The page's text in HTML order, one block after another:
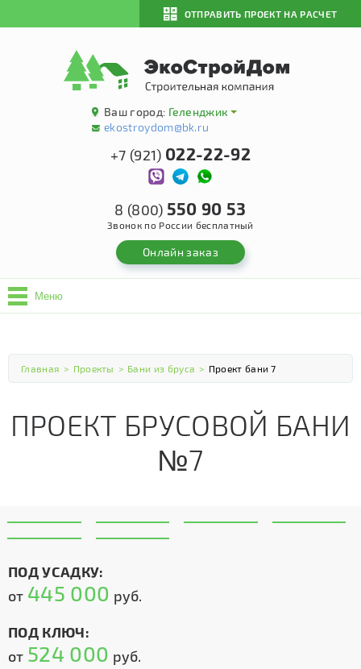
ОТПРАВИТЬ ПРОЕКТ НА РАСЧЕТ
Ваш город: Геленджик
ekostroydom@bk.ru
+7 (921) 022-22-92
8 (800) 550 90 53
Звонок по России бесплатный
Онлайн заказ
Меню
Главная > Проекты > Бани из бруса > Проект бани 7
ПРОЕКТ БРУСОВОЙ БАНИ
№7
ПОД УСАДКУ:
от 445 000 руб.
ПОД КЛЮЧ:
от 524 000 руб.